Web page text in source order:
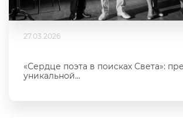
27.03.2026
«Сердце поэта в поисках Света»:
уникальной...